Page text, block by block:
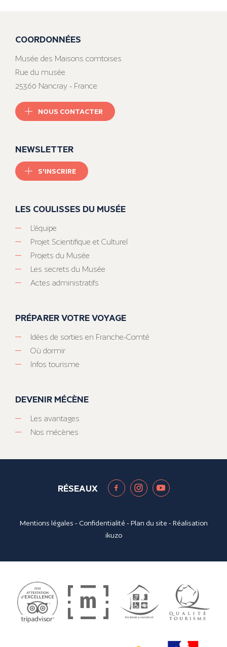
COORDONNÉES
Musée des Maisons comtoises
Rue du musée
25360 Nancray - France
NOUS CONTACTER
NEWSLETTER
S'INSCRIRE
LES COULISSES DU MUSÉE
L’équipe
Projet Scientifique et Culturel
Projets du Musée
Les secrets du Musée
Actes administratifs
PRÉPARER VOTRE VOYAGE
Idées de sorties en Franche-Comté
Où dormir
Infos tourisme
DEVENIR MÉCÈNE
Les avantages
Nos mécènes
RÉSEAUX
Mentions légales - Confidentialité -Plan du site - Réalisation
ikuzo